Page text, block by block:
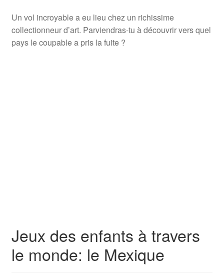
Un vol incroyable a eu lieu chez un richissime
collectionneur d’art. Parviendras-tu à découvrir vers quel
pays le coupable a pris la fuite ?
Jeux des enfants à travers
le monde: le Mexique